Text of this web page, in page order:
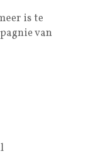
is te
van